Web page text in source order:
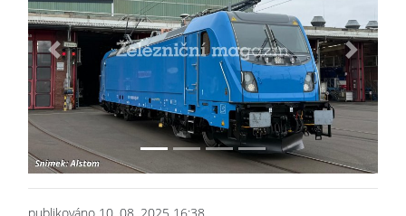
Previous Next